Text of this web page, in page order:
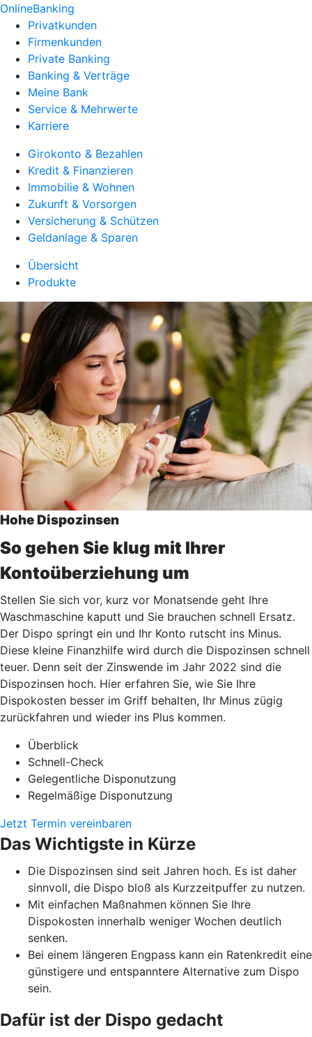
OnlineBanking
Privatkunden
Firmenkunden
Private Banking
Banking & Verträge
Meine Bank
Service & Mehrwerte
Karriere
Girokonto & Bezahlen
Kredit & Finanzieren
Immobilie & Wohnen
Zukunft & Vorsorgen
Versicherung & Schützen
Geldanlage & Sparen
Übersicht
Produkte
Hohe Dispozinsen
So gehen Sie klug mit Ihrer
Kontoüberziehung um
Stellen Sie sich vor, kurz vor Monatsende geht Ihre
Waschmaschine kaputt und Sie brauchen schnell Ersatz.
Der Dispo springt ein und Ihr Konto rutscht ins Minus.
Diese kleine Finanzhilfe wird durch die Dispozinsen schnell
teuer. Denn seit der Zinswende im Jahr 2022 sind die
Dispozinsen hoch. Hier erfahren Sie, wie Sie Ihre
Dispokosten besser im Griff behalten, Ihr Minus zügig
zurückfahren und wieder ins Plus kommen.
Überblick
Schnell-Check
Gelegentliche Disponutzung
Regelmäßige Disponutzung
Jetzt Termin vereinbaren
Das Wichtigste in Kürze
Die Dispozinsen sind seit Jahren hoch. Es ist daher
sinnvoll, die Dispo bloß als Kurzzeitpuffer zu nutzen.
Mit einfachen Maßnahmen können Sie Ihre
Dispokosten innerhalb weniger Wochen deutlich
senken.
Bei einem längeren Engpass kann ein Ratenkredit eine
günstigere und entspanntere Alternative zum Dispo
sein.
Dafür ist der Dispo gedacht